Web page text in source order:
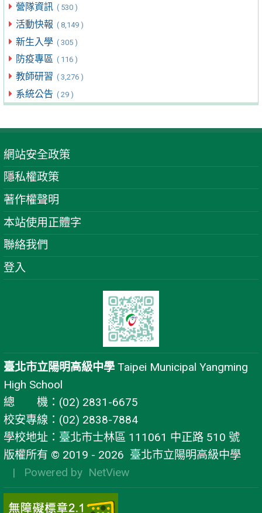
營隊資訊 ( 530 )
活動快報 ( 8,149 )
新生入學 ( 305 )
防疫專區 ( 116 )
教師研習 ( 3,276 )
系統公告 ( 29 )
網站安全政策
隱私權政策
著作權聲明
本站使用正體字
聯絡我們
登入
臺北市立陽明高級中學 Taipei Municipal Yangming
High School
總 機：(02) 2831-6675
校安專線：(02) 2838-7884
學校地址：臺北市士林區 111061 中正路 510 號
版權所有 © 2019 - 2026 臺北市立陽明高級中學
| Powered by NetView